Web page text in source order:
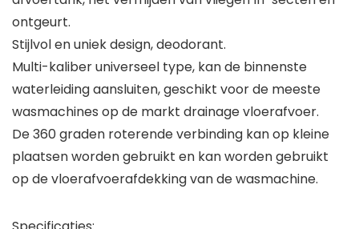
ontgeurt.
Stijlvol en uniek design, deodorant.
Multi-kaliber universeel type, kan de binnenste
waterleiding aansluiten, geschikt voor de meeste
wasmachines op de markt drainage vloerafvoer.
De 360 graden roterende verbinding kan op kleine
plaatsen worden gebruikt en kan worden gebruikt
op de vloerafvoerafdekking van de wasmachine.